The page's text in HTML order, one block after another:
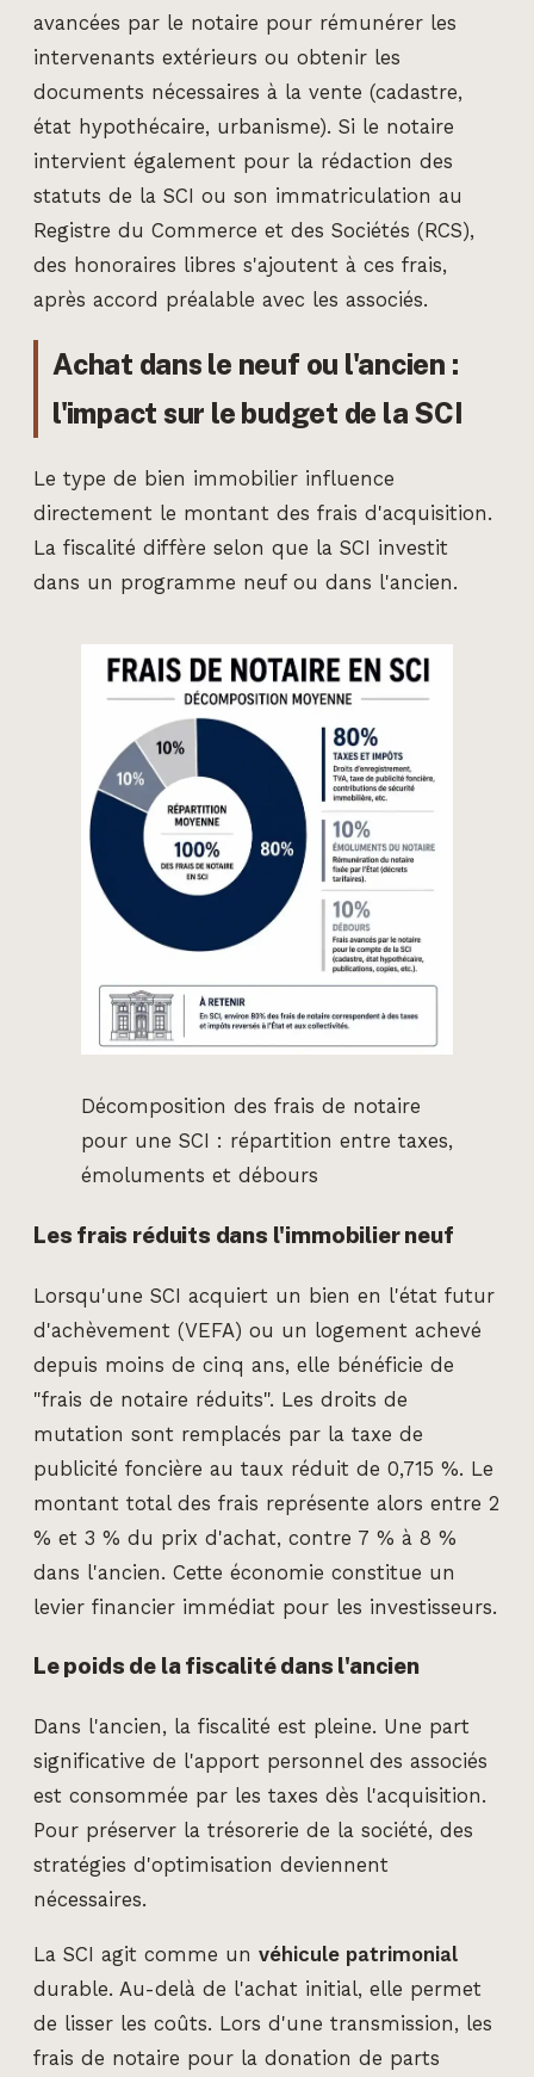
avancées par le notaire pour rémunérer les
intervenants extérieurs ou obtenir les
documents nécessaires à la vente (cadastre,
état hypothécaire, urbanisme). Si le notaire
intervient également pour la rédaction des
statuts de la SCI ou son immatriculation au
Registre du Commerce et des Sociétés (RCS),
des honoraires libres s'ajoutent à ces frais,
après accord préalable avec les associés.
Achat dans le neuf ou l'ancien :
l'impact sur le budget de la SCI
Le type de bien immobilier influence
directement le montant des frais d'acquisition.
La fiscalité diffère selon que la SCI investit
dans un programme neuf ou dans l'ancien.
Décomposition des frais de notaire
pour une SCI : répartition entre taxes,
émoluments et débours
Les frais réduits dans l'immobilier neuf
Lorsqu'une SCI acquiert un bien en l'état futur
d'achèvement (VEFA) ou un logement achevé
depuis moins de cinq ans, elle bénéficie de
"frais de notaire réduits". Les droits de
mutation sont remplacés par la taxe de
publicité foncière au taux réduit de 0,715 %. Le
montant total des frais représente alors entre 2
% et 3 % du prix d'achat, contre 7 % à 8 %
dans l'ancien. Cette économie constitue un
levier financier immédiat pour les investisseurs.
Le poids de la fiscalité dans l'ancien
Dans l'ancien, la fiscalité est pleine. Une part
significative de l'apport personnel des associés
est consommée par les taxes dès l'acquisition.
Pour préserver la trésorerie de la société, des
stratégies d'optimisation deviennent
nécessaires.
La SCI agit comme un véhicule patrimonial
durable. Au-delà de l'achat initial, elle permet
de lisser les coûts. Lors d'une transmission, les
frais de notaire pour la donation de parts